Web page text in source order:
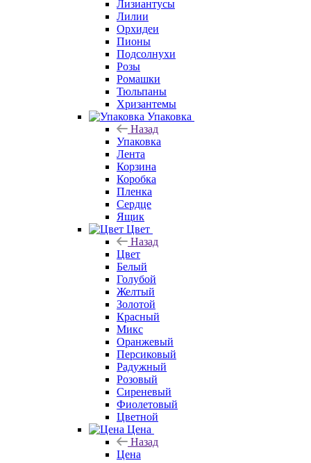
Лизиантусы
Лилии
Орхидеи
Пионы
Подсолнухи
Розы
Ромашки
Тюльпаны
Хризантемы
Упаковка
Назад
Упаковка
Лента
Корзина
Коробка
Пленка
Сердце
Ящик
Цвет
Назад
Цвет
Белый
Голубой
Желтый
Золотой
Красный
Микс
Оранжевый
Персиковый
Радужный
Розовый
Сиреневый
Фиолетовый
Цветной
Цена
Назад
Цена